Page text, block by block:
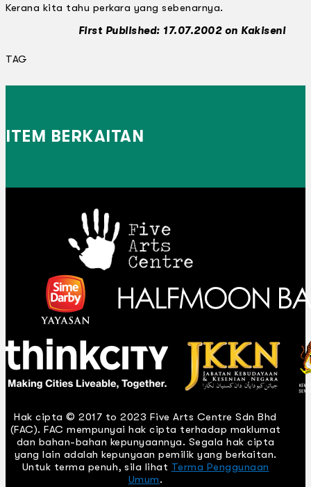
Kerana kita tahu perkara yang sebenarnya.
First Published: 17.07.2002 on Kakiseni
TAG
ITEM BERKAITAN
Hak cipta © 2017 to 2023 Five Arts Centre Sdn Bhd
(FAC). FAC mempunyai hak cipta terhadap maklumat
dan bahan-bahan kepunyaannya. Segala hak cipta
yang lain adalah kepunyaan pemilik yang berkaitan.
Untuk terma penuh, sila lihat Terma Penggunaan
Umum.